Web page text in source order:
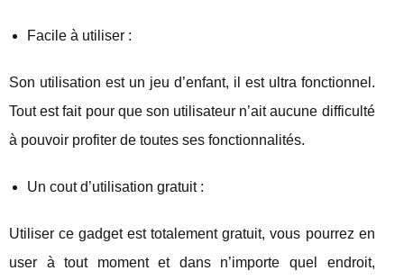
Facile à utiliser :
Son utilisation est un jeu d’enfant, il est ultra fonctionnel.
Tout est fait pour que son utilisateur n’ait aucune difficulté
à pouvoir profiter de toutes ses fonctionnalités.
Un cout d’utilisation gratuit :
Utiliser ce gadget est totalement gratuit, vous pourrez en
user à tout moment et dans n’importe quel endroit,